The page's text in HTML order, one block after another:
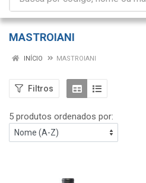
MASTROIANI
INÍCIO MASTROIANI
Filtros
5 produtos ordenados por: